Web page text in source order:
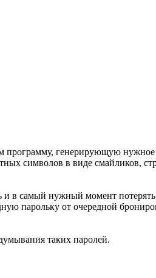
программу, генерирующую нужное
символов в виде смайликов,
в самый нужный момент потерять
парольку от очередной
таких паролей.